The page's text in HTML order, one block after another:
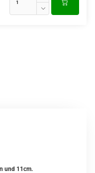
und 11cm.